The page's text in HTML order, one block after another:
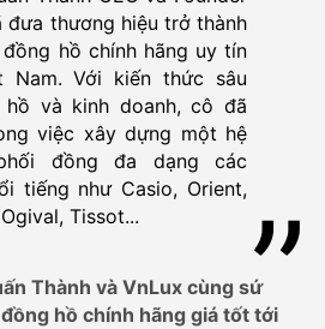
đưa thương hiệu trở thành
hồ chính hãng uy tín
Nam. Với kiến thức sâu
và kinh doanh, cô đã
việc xây dựng một hệ
đồng đa dạng các
tiếng như Casio, Orient,
Tissot...
Thành và VnLux cùng sứ
hồ chính hãng giá tốt tới